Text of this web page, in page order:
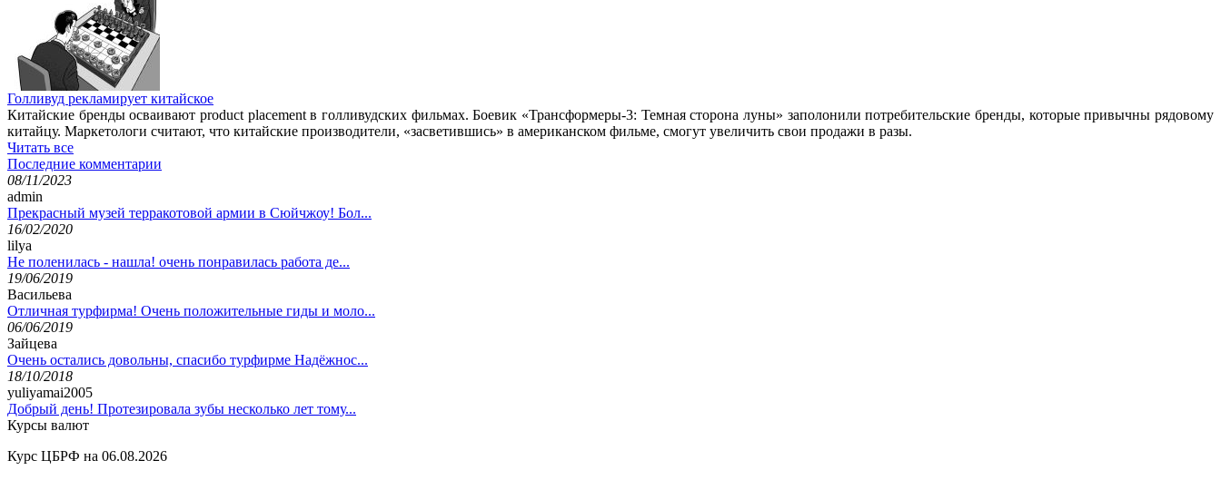
Голливуд рекламирует китайское
Китайские бренды осваивают product placement в голливудских фильмах. Боевик «Трансформеры-3: Темная сторона луны» заполонили потребительские бренды, которые привычны рядовому
китайцу. Маркетологи считают, что китайские производители, «засветившись» в американском фильме, смогут увеличить свои продажи в разы.
Читать все
Последние комментарии
08/11/2023
admin
Прекрасный музей терракотовой армии в Сюйчжоу! Бол...
16/02/2020
lilya
Не поленилась - нашла! очень понравилась работа де...
19/06/2019
Васильева
Отличная турфирма! Очень положительные гиды и моло...
06/06/2019
Зайцева
Очень остались довольны, спасибо турфирме Надёжнос...
18/10/2018
yuliyamai2005
Добрый день! Протезировала зубы несколько лет тому...
Курсы валют
Курс ЦБРФ на 06.08.2026